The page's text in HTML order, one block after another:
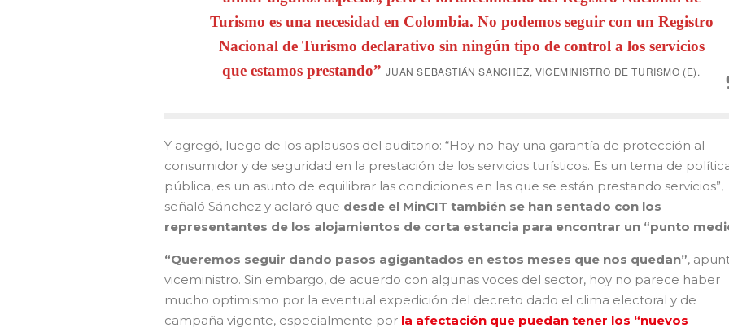
Turismo es una necesidad en Colombia. No podemos seguir con un Registro
Nacional de Turismo declarativo sin ningún tipo de control a los servicios
que estamos prestando” JUAN SEBASTIÁN SANCHEZ, VICEMINISTRO DE TURISMO (E).
Y agregó, luego de los aplausos del auditorio: “Hoy no hay una garantía de protección al
consumidor y de seguridad en la prestación de los servicios turísticos. Es un tema de
pública, es un asunto de equilibrar las condiciones en las que se están prestando servicios”,
señaló Sánchez y aclaró que desde el MinCIT también se han sentado con los
representantes de los alojamientos de corta estancia para encontrar un “punto
“Queremos seguir dando pasos agigantados en estos meses que nos quedan”,
viceministro. Sin embargo, de acuerdo con algunas voces del sector, hoy no parece haber
mucho optimismo por la eventual expedición del decreto dado el clima electoral y de
campaña vigente, especialmente por la afectación que puedan tener los “nuevos